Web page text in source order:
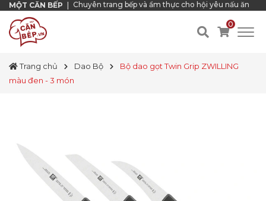
MỘT CĂN BẾP Chuyên trang bếp và ẩm thực cho hội yêu nấu ăn
0
Trang chủ Dao Bộ
Bộ dao gọt Twin Grip ZWILLING
màu đen - 3 món